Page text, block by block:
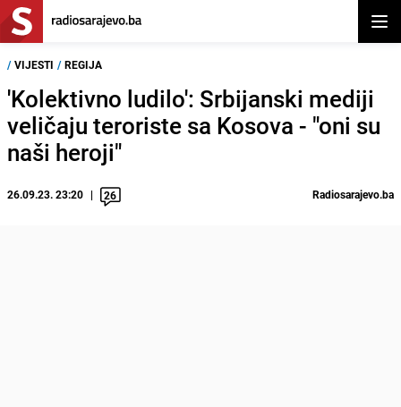
/ VIJESTI / REGIJA
'Kolektivno ludilo': Srbijanski mediji
veličaju teroriste sa Kosova - "oni su
naši heroji"
26.09.23. 23:20 26 Radiosarajevo.ba